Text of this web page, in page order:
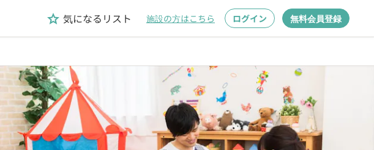
grade 気になるリスト 施設の方はこちら ログイン 無料会員登録